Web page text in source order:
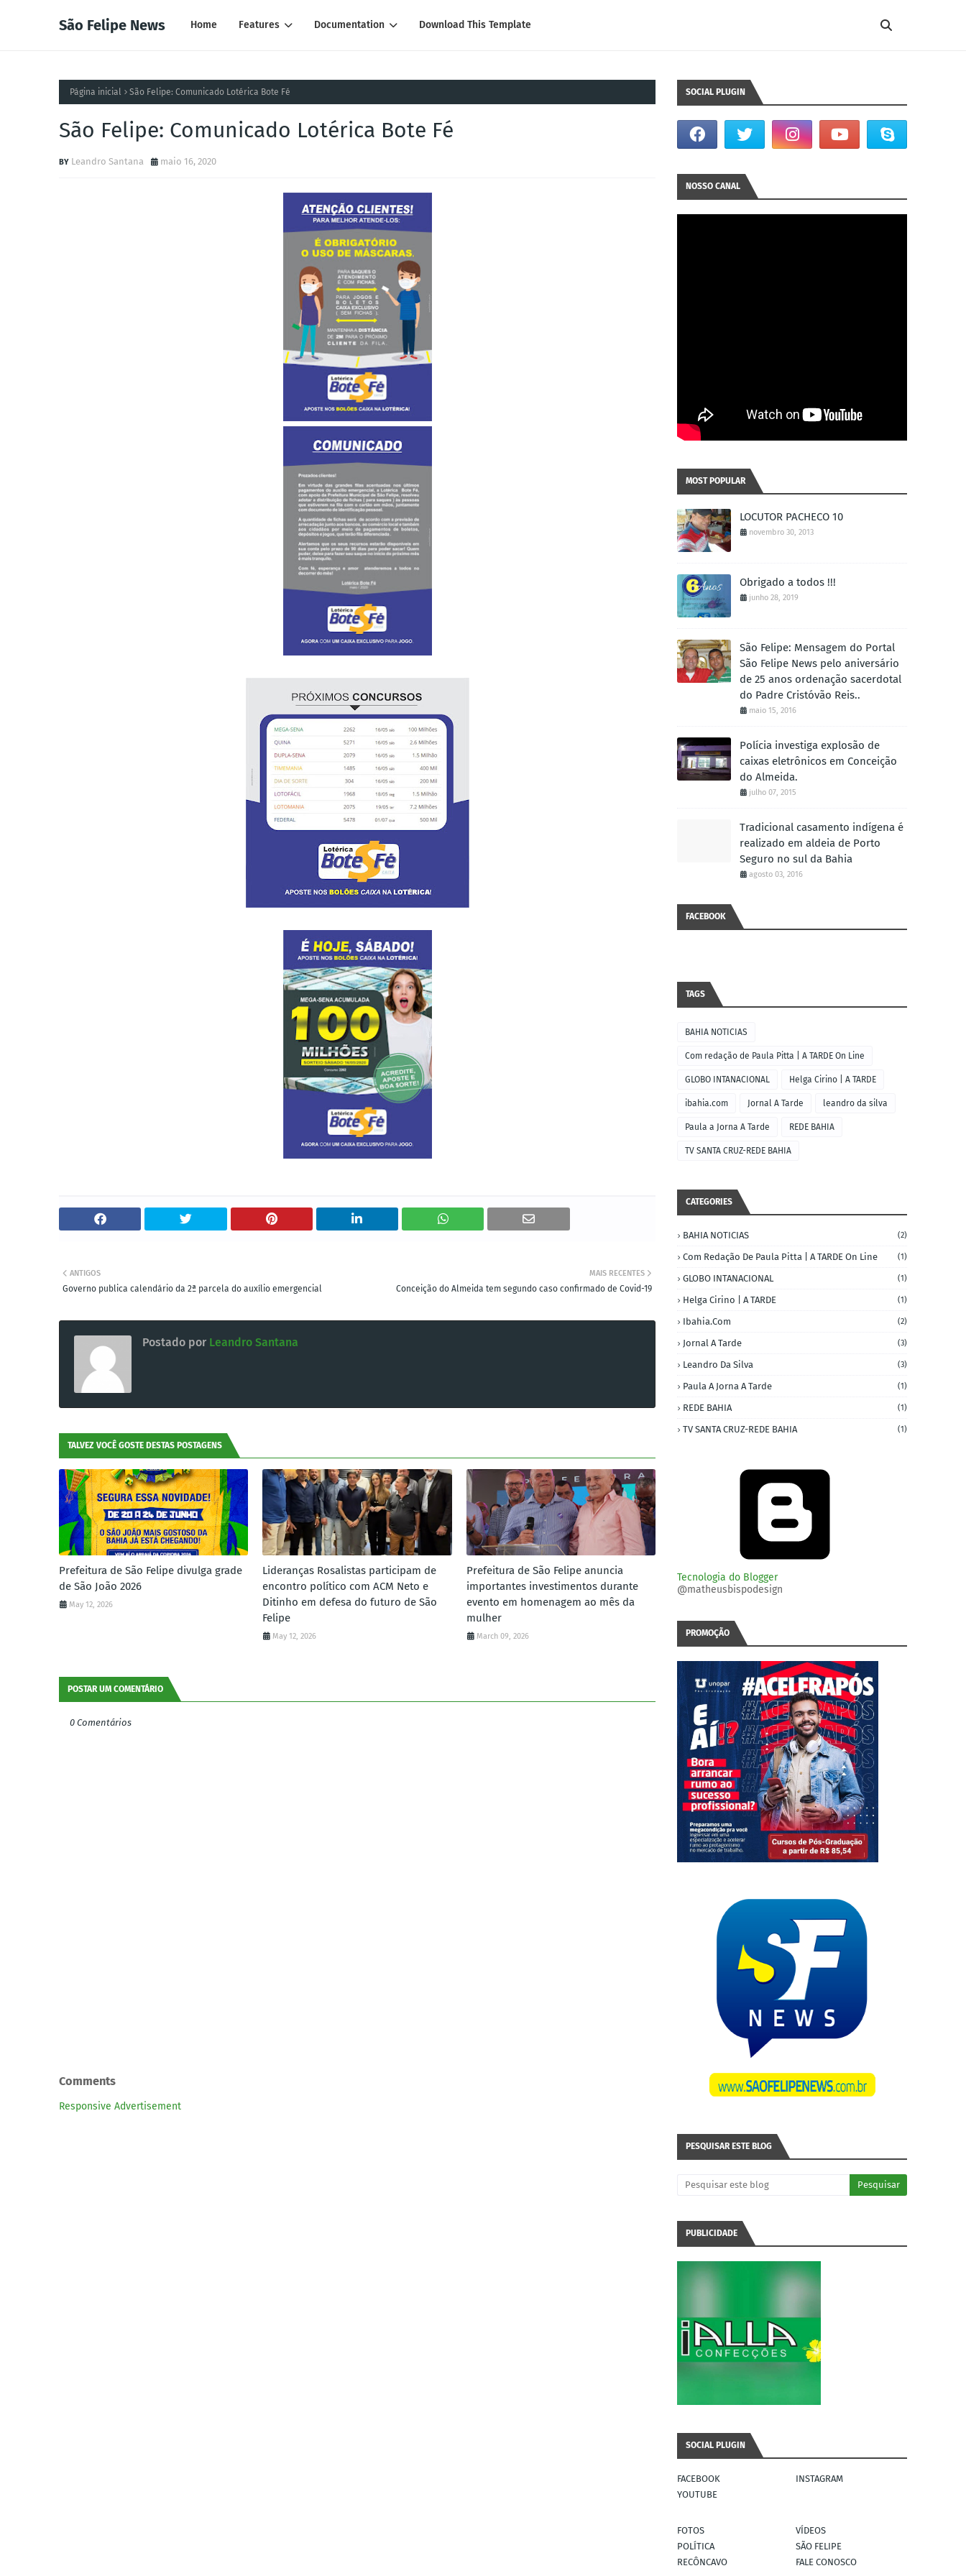
São Felipe News Home Features Documentation Download This Template
Página inicial São Felipe: Comunicado Lotérica Bote Fé
São Felipe: Comunicado Lotérica Bote Fé
Leandro Santana maio 16, 2020
MAIS RECENTES
Conceição do Almeida tem segundo caso confirmado de Covid-19
ANTIGOS
Governo publica calendário da 2ª parcela do auxílio emergencial
Postado por Leandro Santana
TALVEZ VOCÊ GOSTE DESTAS POSTAGENS
Prefeitura de São Felipe divulga grade
de São João 2026
May 12, 2026
Lideranças Rosalistas participam de
encontro político com ACM Neto e
Ditinho em defesa do futuro de São
Felipe
May 12, 2026
Prefeitura de São Felipe anuncia
importantes investimentos durante
evento em homenagem ao mês da
mulher
March 09, 2026
POSTAR UM COMENTÁRIO
0 Comentários
Comments
Responsive Advertisement
SOCIAL PLUGIN
NOSSO CANAL
MOST POPULAR
LOCUTOR PACHECO 10
novembro 30, 2013
Obrigado a todos !!!
junho 28, 2019
São Felipe: Mensagem do Portal
São Felipe News pelo aniversário
de 25 anos ordenação sacerdotal
do Padre Cristóvão Reis..
maio 15, 2016
Polícia investiga explosão de
caixas eletrônicos em Conceição
do Almeida.
julho 07, 2015
Tradicional casamento indígena é
realizado em aldeia de Porto
Seguro no sul da Bahia
agosto 03, 2016
FACEBOOK
TAGS
BAHIA NOTICIAS
Com redação de Paula Pitta | A TARDE On Line
GLOBO INTANACIONAL Helga Cirino | A TARDE
ibahia.com Jornal A Tarde leandro da silva
Paula a Jorna A Tarde REDE BAHIA
TV SANTA CRUZ-REDE BAHIA
CATEGORIES
BAHIA NOTICIAS (2)
Com Redação De Paula Pitta | A TARDE On Line (1)
GLOBO INTANACIONAL (1)
Helga Cirino | A TARDE (1)
Ibahia.com (2)
Jornal A Tarde (3)
Leandro Da Silva (3)
Paula A Jorna A Tarde (1)
REDE BAHIA (1)
TV SANTA CRUZ-REDE BAHIA (1)
Tecnologia do Blogger
@matheusbispodesign
PROMOÇÃO
PESQUISAR ESTE BLOG
PUBLICIDADE
SOCIAL PLUGIN
FACEBOOK
INSTAGRAM
YOUTUBE
FOTOS
VÍDEOS
POLÍTICA
SÃO FELIPE
RECÔNCAVO
FALE CONOSCO